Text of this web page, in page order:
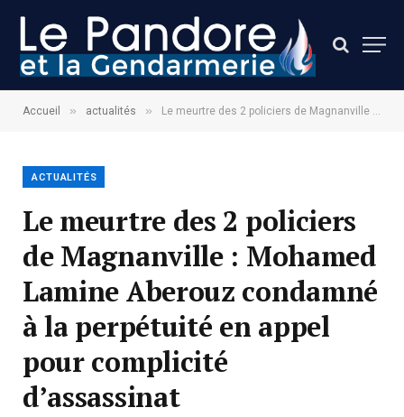
Accueil » actualités » Le meurtre des 2 policiers de Magnanville : Mohamed Lamine Aberouz condamné à la perpétuité en appel pour complicité d’assassinat
ACTUALITÉS
Le meurtre des 2 policiers
de Magnanville : Mohamed
Lamine Aberouz condamné
à la perpétuité en appel
pour complicité
d’assassinat